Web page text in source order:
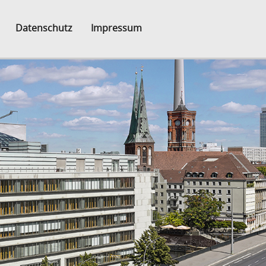
Datenschutz Impressum